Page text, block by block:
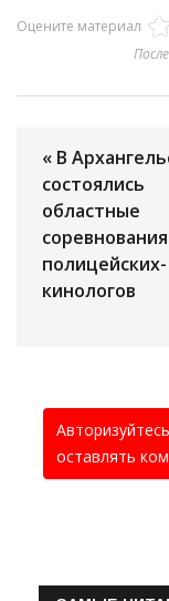
Оцените материал
« В
состоялись
областные
полицейских-
кинологов
оставлять